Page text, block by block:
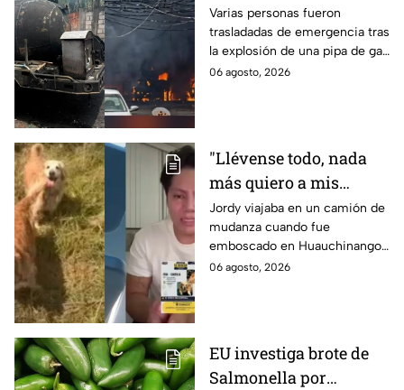
se reportan más de 20
personas con
quemaduras
Varias personas fueron
trasladadas de emergencia tras
la explosión de una pipa de gas
cerca de la colonia Las
06 agosto, 2026
"Llévense todo, nada
más quiero a mis
perritas": Asaltan a un
joven, vacían sus
cuentas y le roban a sus
mascotas en
Jordy viajaba en un camión de
mudanza cuando fue
emboscado en Huauchinango,
Puebla, Además de quitarle
06 agosto, 2026
EU investiga brote de
Salmonella por